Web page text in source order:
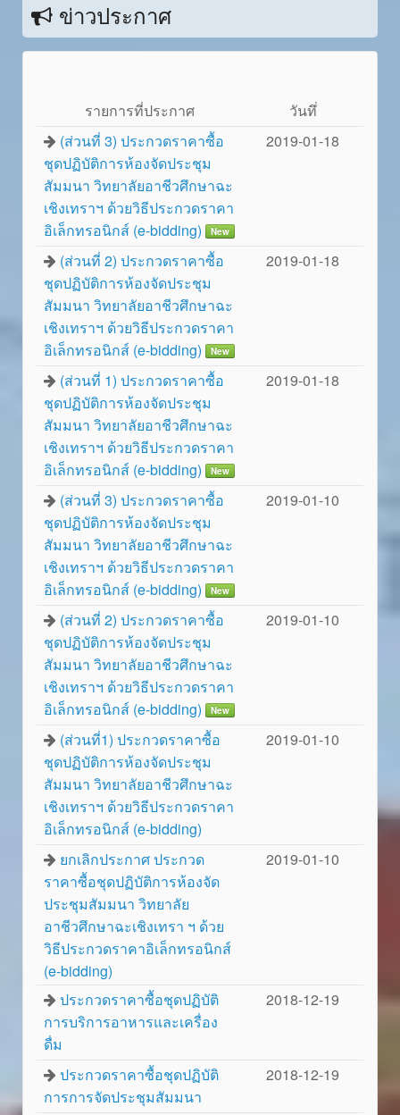
ข่าวประกาศ
รายการที่ประกาศ
วันทึ่
(ส่วนที่ 3) ประกวดราคาซื้อ
ชุดปฏิบัติการห้องจัดประชุม
สัมมนา วิทยาลัยอาชีวศึกษาฉะ
เชิงเทราฯ ด้วยวิธีประกวดราคา
อิเล็กทรอนิกส์ (e-bidding)
New
2019-01-18
(ส่วนที่ 2) ประกวดราคาซื้อ
ชุดปฏิบัติการห้องจัดประชุม
สัมมนา วิทยาลัยอาชีวศึกษาฉะ
เชิงเทราฯ ด้วยวิธีประกวดราคา
อิเล็กทรอนิกส์ (e-bidding)
New
2019-01-18
(ส่วนที่ 1) ประกวดราคาซื้อ
ชุดปฏิบัติการห้องจัดประชุม
สัมมนา วิทยาลัยอาชีวศึกษาฉะ
เชิงเทราฯ ด้วยวิธีประกวดราคา
อิเล็กทรอนิกส์ (e-bidding)
New
2019-01-18
(ส่วนที่ 3) ประกวดราคาซื้อ
ชุดปฏิบัติการห้องจัดประชุม
สัมมนา วิทยาลัยอาชีวศึกษาฉะ
เชิงเทราฯ ด้วยวิธีประกวดราคา
อิเล็กทรอนิกส์ (e-bidding)
New
2019-01-10
(ส่วนที่ 2) ประกวดราคาซื้อ
ชุดปฏิบัติการห้องจัดประชุม
สัมมนา วิทยาลัยอาชีวศึกษาฉะ
เชิงเทราฯ ด้วยวิธีประกวดราคา
อิเล็กทรอนิกส์ (e-bidding)
New
2019-01-10
(ส่วนที่1) ประกวดราคาซื้อ
ชุดปฏิบัติการห้องจัดประชุม
สัมมนา วิทยาลัยอาชีวศึกษาฉะ
เชิงเทราฯ ด้วยวิธีประกวดราคา
อิเล็กทรอนิกส์ (e-bidding)
2019-01-10
ยกเลิกประกาศ ประกวด
ราคาซื้อชุดปฏิบัติการห้องจัด
ประชุมสัมมนา วิทยาลัย
อาชีวศึกษาฉะเชิงเทรา ฯ ด้วย
วิธีประกวดราคาอิเล็กทรอนิกส์
(e-bidding)
2019-01-10
ประกวดราคาซื้อชุดปฏิบัติ
การบริการอาหารและเครื่อง
ดื่ม
2018-12-19
ประกวดราคาซื้อชุดปฏิบัติ
การการจัดประชุมสัมมนา
2018-12-19